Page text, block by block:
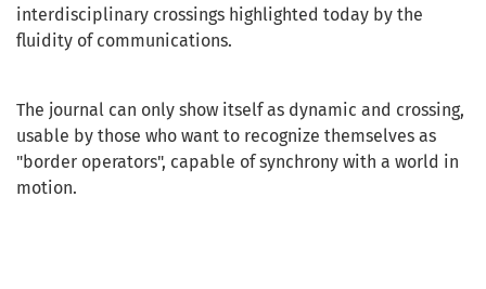
interdisciplinary crossings highlighted today by the
fluidity of communications.
The journal can only show itself as dynamic and crossing,
usable by those who want to recognize themselves as
"border operators", capable of synchrony with a world in
motion.